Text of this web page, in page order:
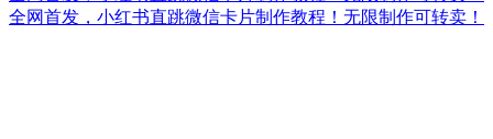
全网首发，小红书直跳微信卡片制作教程！无限制作可转卖！